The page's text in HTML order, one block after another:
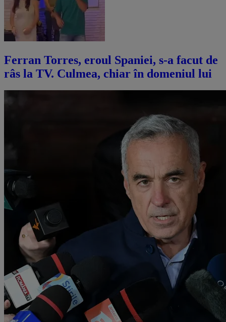
Ferran Torres, eroul Spaniei, s-a facut de
râs la TV. Culmea, chiar în domeniul lui